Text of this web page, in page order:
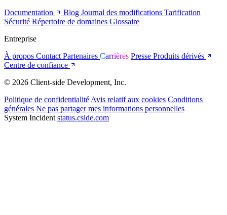
Documentation
Blog Journal des modifications Tarification
Sécurité Répertoire de domaines Glossaire
Entreprise
À propos Contact Partenaires Carrières Presse Produits dérivés
Centre de confiance
© 2026 Client-side Development, Inc.
Politique de confidentialité Avis relatif aux cookies Conditions
générales Ne pas partager mes informations personnelles
System Incident status.cside.com